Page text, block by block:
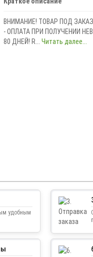
ВНИМАНИЕ! ТОВАР ПОД
- ОПЛАТА ПРИ ПОЛУЧЕНИИ
80 ДНЕЙ! R... Читать далее...
удобным